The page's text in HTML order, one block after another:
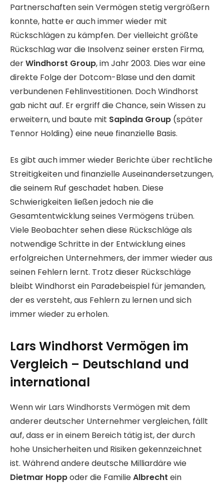
Partnerschaften sein Vermögen stetig vergrößern
konnte, hatte er auch immer wieder mit
Rückschlägen zu kämpfen. Der vielleicht größte
Rückschlag war die Insolvenz seiner ersten Firma,
derWindhorst Group, im Jahr 2003. Dies war eine
direkte Folge der Dotcom-Blase und den damit
verbundenen Fehlinvestitionen. Doch Windhorst
gab nicht auf. Er ergriff die Chance, sein Wissen zu
erweitern, und baute mit Sapinda Group (später
Tennor Holding) eine neue finanzielle Basis.
Es gibt auch immer wieder Berichte über rechtliche
Streitigkeiten und finanzielle Auseinandersetzungen,
die seinem Ruf geschadet haben. Diese
Schwierigkeiten ließen jedoch nie die
Gesamtentwicklung seines Vermögens trüben.
Viele Beobachter sehen diese Rückschläge als
notwendige Schritte in der Entwicklung eines
erfolgreichen Unternehmers, der immer wieder aus
seinen Fehlern lernt. Trotz dieser Rückschläge
bleibt Windhorst ein Paradebeispiel für jemanden,
der es versteht, aus Fehlern zu lernen und sich
immer wieder zu erholen.
Lars Windhorst Vermögen im
Vergleich – Deutschland und
international
Wenn wir Lars Windhorsts Vermögen mit dem
anderer deutscher Unternehmer vergleichen, fällt
auf, dass er in einem Bereich tätig ist, der durch
hohe Unsicherheiten und Risiken gekennzeichnet
ist. Während andere deutsche Milliardäre wie
Dietmar Hoppoder die FamilieAlbrecht ein